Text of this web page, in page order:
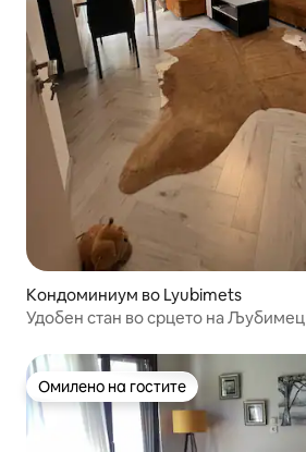
Кондоминиум во Lyubimets
Удобен стан во срцето на Љубимец
Омилено на гостите
Омилено на гостите